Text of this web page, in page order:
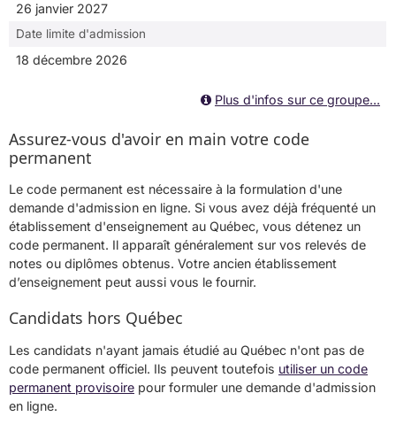
26 janvier 2027
Date limite d'admission
18 décembre 2026
Plus d'infos sur ce groupe...
Assurez-vous d'avoir en main votre code
permanent
Le code permanent est nécessaire à la formulation d'une
demande d'admission en ligne. Si vous avez déjà fréquenté un
établissement d'enseignement au Québec, vous détenez un
code permanent. Il apparaît généralement sur vos relevés de
notes ou diplômes obtenus. Votre ancien établissement
d’enseignement peut aussi vous le fournir.
Candidats hors Québec
Les candidats n'ayant jamais étudié au Québec n'ont pas de
code permanent officiel. Ils peuvent toutefois utiliser un code
permanent provisoire pour formuler une demande d'admission
en ligne.